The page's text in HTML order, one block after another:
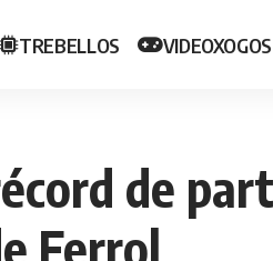
TREBELLOS VIDEOXOGOS
de
Ferrol